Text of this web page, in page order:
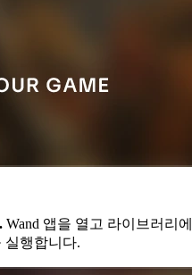
Wand 앱을 열고 라이브러리
실행합니다.